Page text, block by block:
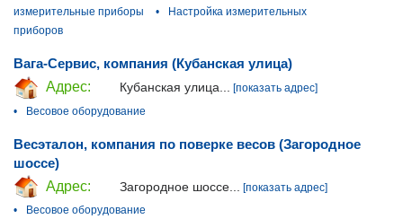
измерительные приборы
•
Настройка измерительных
приборов
Вага-Сервис, компания (Кубанская улица)
Адрес:
Кубанская улица...
[показать адрес]
•
Весовое оборудование
Весэталон, компания по поверке весов (Загородное
шоссе)
Адрес:
Загородное шоссе...
[показать адрес]
•
Весовое оборудование